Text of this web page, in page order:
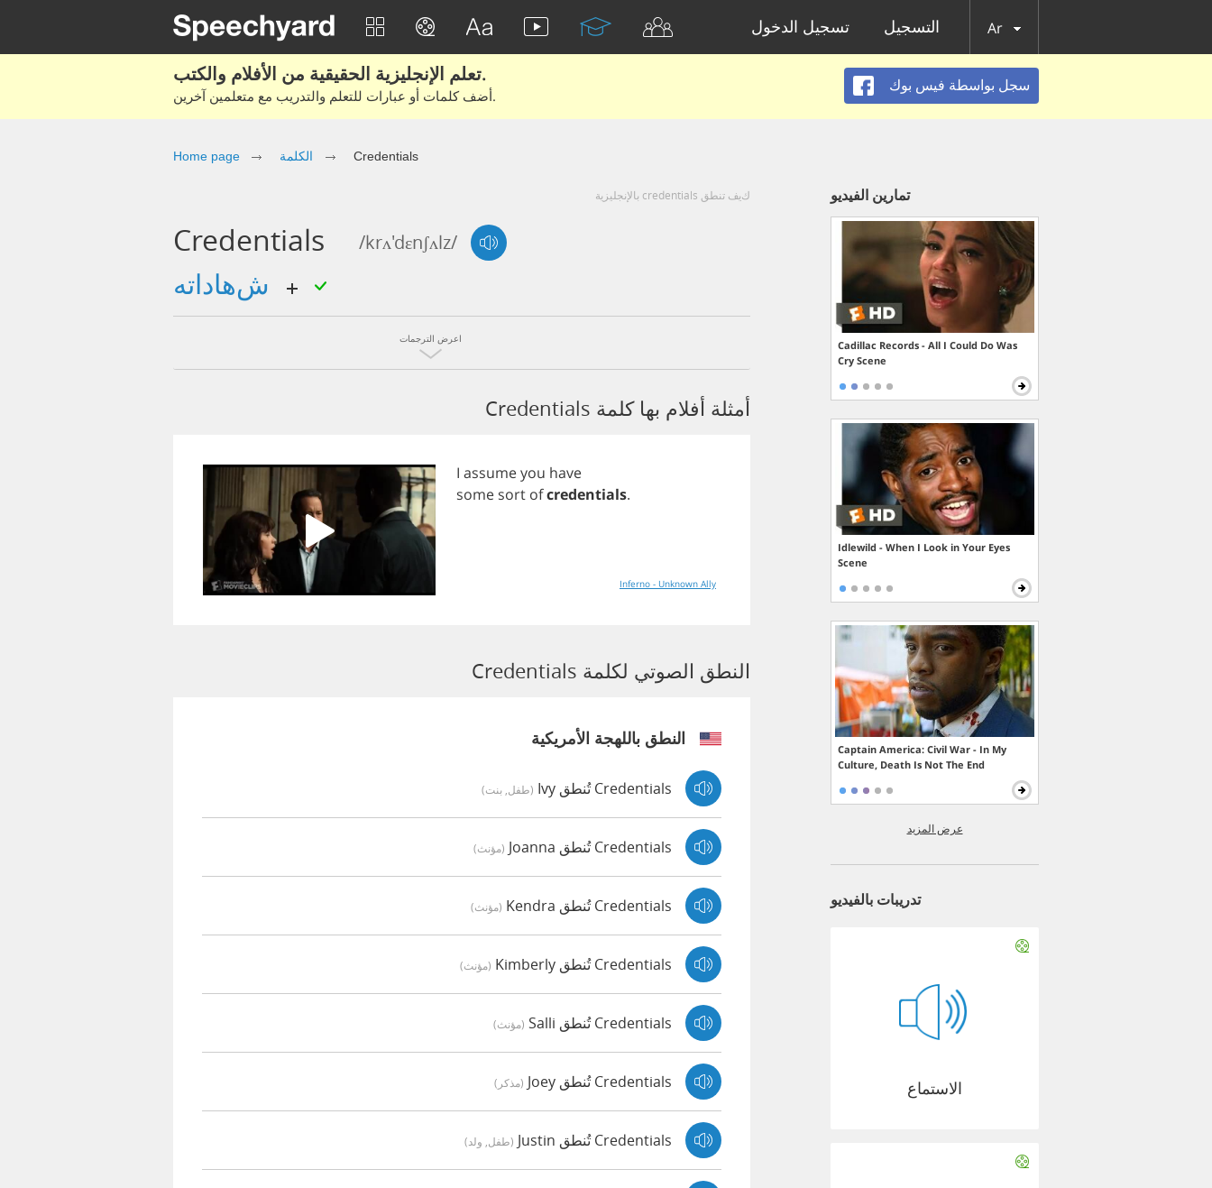
تسجيل الدخول التسجيل Ar
تعلم الإنجليزية الحقيقية من الأفلام والكتب.
أضف كلمات أو عبارات للتعلم والتدريب مع متعلمين آخرين.
سجل بواسطة فيس بوك
Home page الكلمة Credentials
كيف تنطق credentials بالإنجليزية
Credentials /krʌ'dɛnʃʌlz/
اعرض الترجمات
أمثلة أفلام بها كلمة Credentials
I assumeyou have
some sort ofcredentials.
Inferno - Unknown Ally
النطق الصوتي لكلمة Credentials
النطق باللهجة الأمريكية
Credentials تُنطق Ivy (طفل, بنت)
Credentials تُنطق Joanna (مؤنث)
Credentials تُنطق Kendra (مؤنث)
Credentials تُنطق Kimberly (مؤنث)
Credentials تُنطق Salli (مؤنث)
Credentials تُنطق Joey (مذكر)
Credentials تُنطق Justin (طفل, ولد)
تمارين الفيديو
Cadillac Records - All I Could Do Was
Cry Scene
Idlewild - When I Look in Your Eyes
Scene
Captain America: Civil War - In My
Culture, Death Is Not The End
عرض المزيد
تدريبات بالفيديو
الاستماع